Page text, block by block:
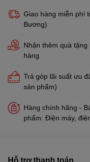
Giao hàng miễn phí
Bương)
Nhận thêm quà
hàng
Trả góp lãi suất ưu
sản phẩm)
Hàng chính hãng -
phẩm: Điện máy,
Hỗ trợ thanh toán